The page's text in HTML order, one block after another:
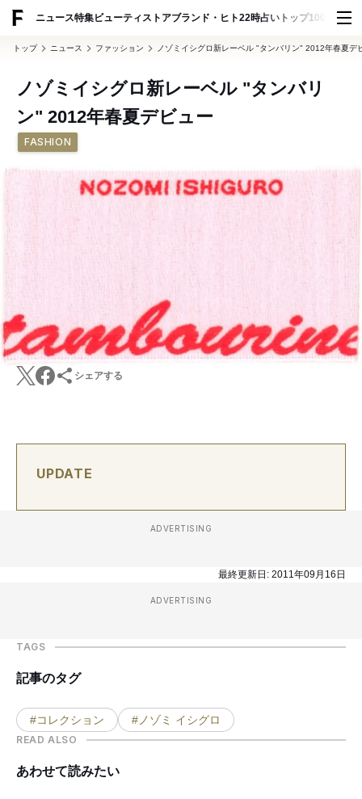
ニュース特集ビューティ ストアブランド・ヒト22時占い トップ100 スナッ
トップ ニュース ファッション ノゾミイシグロ新レーベル "タンバリン" 2012年春夏デ
ノゾミイシグロ新レーベル "タンバリ
ン" 2012年春夏デビュー
FASHION
シェアする
UPDATE
ADVERTISING
最終更新日: 2011年09月16日
ADVERTISING
TAGS
記事のタグ
#コレクション #ノゾミ イシグロ
READ ALSO
あわせて読みたい